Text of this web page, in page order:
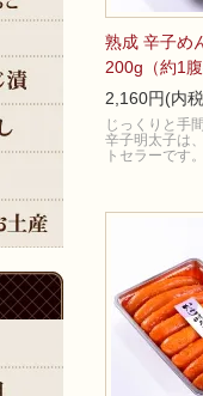
熟成 辛子め
200g（約1腹
2,160円(内
じっくりと手
辛子明太子は
トセラーです。